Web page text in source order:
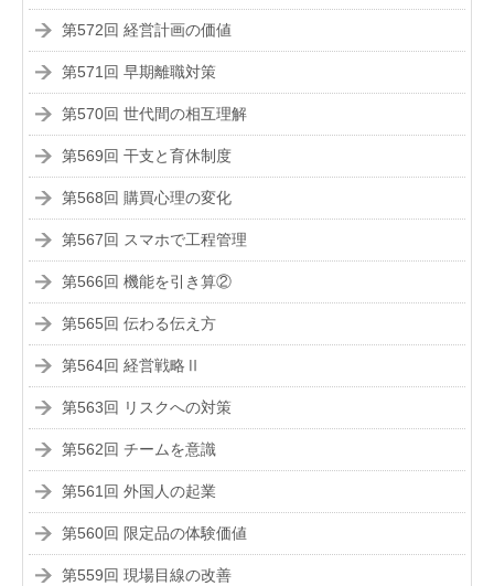
第572回 経営計画の価値
第571回 早期離職対策
第570回 世代間の相互理解
第569回 干支と育休制度
第568回 購買心理の変化
第567回 スマホで工程管理
第566回 機能を引き算②
第565回 伝わる伝え方
第564回 経営戦略Ⅱ
第563回 リスクへの対策
第562回 チームを意識
第561回 外国人の起業
第560回 限定品の体験価値
第559回 現場目線の改善